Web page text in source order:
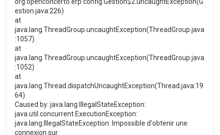
org.openconcerto.erp.config.Gestion$2.uncaughtException(G
estion.java:226)
at
java.lang.ThreadGroup.uncaughtException(ThreadGroup.java
:1057)
at
java.lang.ThreadGroup.uncaughtException(ThreadGroup.java
:1052)
at
java.lang.Thread.dispatchUncaughtException(Thread.java:19
64)
Caused by: java.lang.IllegalStateException:
java.util.concurrent.ExecutionException:
java.lang.IllegalStateException: Impossible d'obtenir une
connexion sur